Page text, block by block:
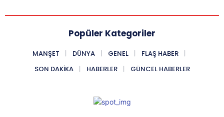
Popüler Kategoriler
MANŞET DÜNYA GENEL
FLAŞ HABER
SON DAKIKA
HABERLER GÜNCEL HABERLER